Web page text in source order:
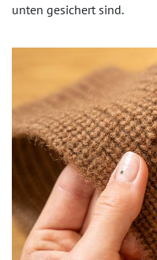
unten gesichert sind.